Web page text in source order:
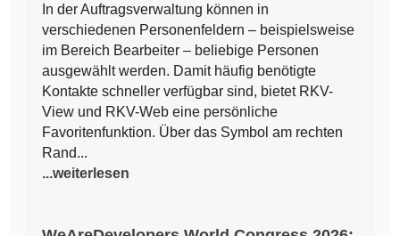
In der Auftragsverwaltung können in
verschiedenen Personenfeldern – beispielsweise
im Bereich Bearbeiter – beliebige Personen
ausgewählt werden. Damit häufig benötigte
Kontakte schneller verfügbar sind, bietet RKV-
View und RKV-Web eine persönliche
Favoritenfunktion. Über das Symbol am rechten
Rand...
...weiterlesen